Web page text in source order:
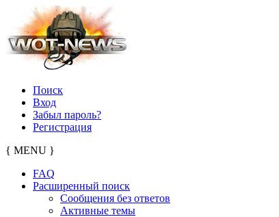
Поиск
Вход
Забыл пароль?
Регистрация
{ MENU }
FAQ
Расширенный поиск
Сообщения без ответов
Активные темы